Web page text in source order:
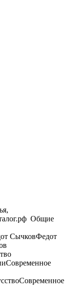
Общие
Федот
Современное
Современное